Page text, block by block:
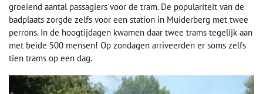
groeiend aantal passagiers voor de tram. De populariteit van de
badplaats zorgde zelfs voor een station in Muiderberg met twee
perrons. In de hoogtijdagen kwamen daar twee trams tegelijk aan
met beide 500 mensen! Op zondagen arriveerden er soms zelfs
tien trams op een dag.